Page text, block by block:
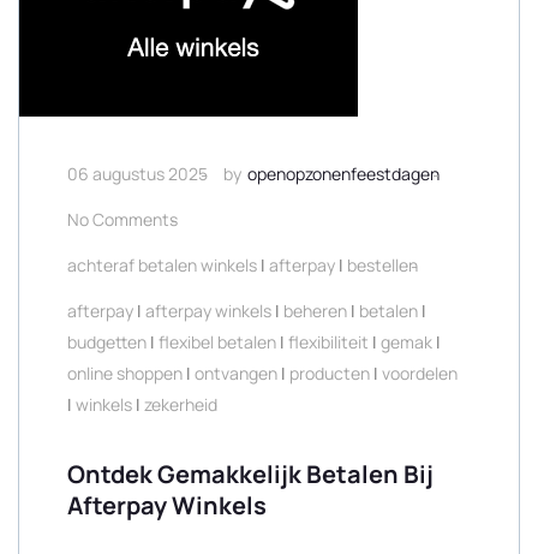
06 augustus 2025 by openopzonenfeestdagen
No Comments
achteraf betalen winkels | afterpay | bestellen
afterpay | afterpay winkels | beheren | betalen |
budgetten | flexibel betalen | flexibiliteit | gemak |
online shoppen | ontvangen | producten | voordelen
| winkels | zekerheid
Ontdek Gemakkelijk Betalen Bij
Afterpay Winkels